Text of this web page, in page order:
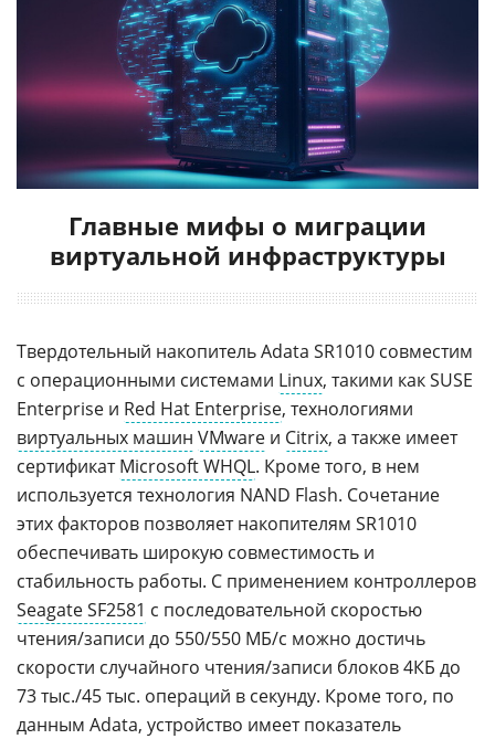
Главные мифы о миграции
виртуальной инфраструктуры
Твердотельный накопитель Adata SR1010 совместим
с операционными системами Linux, такими как SUSE
Enterprise и Red Hat Enterprise, технологиями
виртуальных машин VMware и Citrix, а также имеет
сертификатMicrosoft WHQL. Кроме того, в нем
используется технология NAND Flash. Сочетание
этих факторов позволяет накопителям SR1010
обеспечивать широкую совместимость и
стабильность работы. С применением контроллеров
Seagate SF2581 с последовательной скоростью
чтения/записи до 550/550 МБ/с можно достичь
скорости случайного чтения/записи блоков 4КБ до
73 тыс./45 тыс. операций в секунду. Кроме того, по
данным Adata, устройство имеет показатель